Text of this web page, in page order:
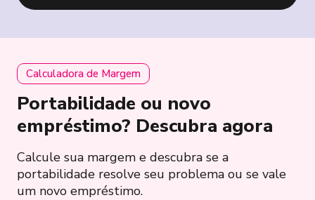
Calculadora de Margem
Portabilidade ou novo
empréstimo? Descubra agora
Calcule sua margem e descubra se a
portabilidade resolve seu problema ou se vale
um novo empréstimo.